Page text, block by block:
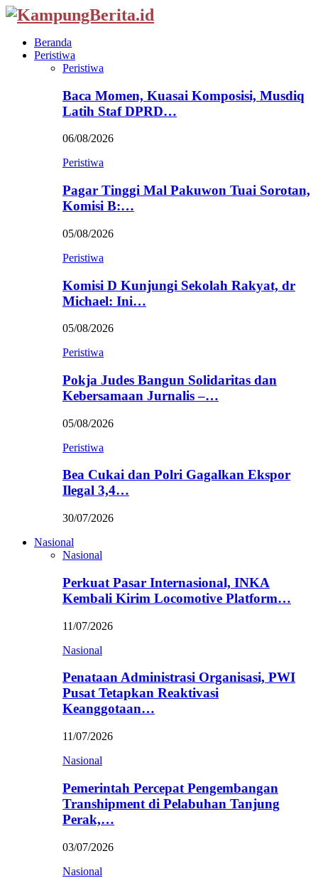
Beranda
Peristiwa
Peristiwa
Baca Momen, Kuasai Komposisi, Musdiq
Latih Staf DPRD…
06/08/2026
Peristiwa
Pagar Tinggi Mal Pakuwon Tuai Sorotan,
Komisi B:…
05/08/2026
Peristiwa
Komisi D Kunjungi Sekolah Rakyat, dr
Michael: Ini…
05/08/2026
Peristiwa
Pokja Judes Bangun Solidaritas dan
Kebersamaan Jurnalis –…
05/08/2026
Peristiwa
Bea Cukai dan Polri Gagalkan Ekspor
Ilegal 3,4…
30/07/2026
Nasional
Nasional
Perkuat Pasar Internasional, INKA
Kembali Kirim Locomotive Platform…
11/07/2026
Nasional
Penataan Administrasi Organisasi, PWI
Pusat Tetapkan Reaktivasi
Keanggotaan…
11/07/2026
Nasional
Pemerintah Percepat Pengembangan
Transhipment di Pelabuhan Tanjung
Perak,…
03/07/2026
Nasional